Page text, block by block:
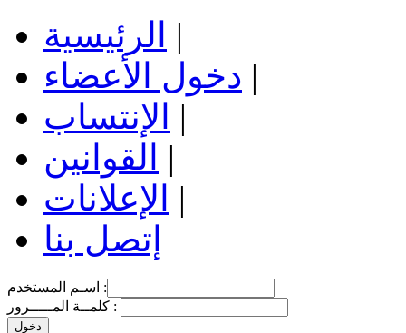
الرئيسية
|
دخول الأعضاء |
الإنتساب
|
القوانين
|
الإعلانات
|
إتصل بنا
اسـم المستخدم :
كلمــة المـــــرور :
دخول